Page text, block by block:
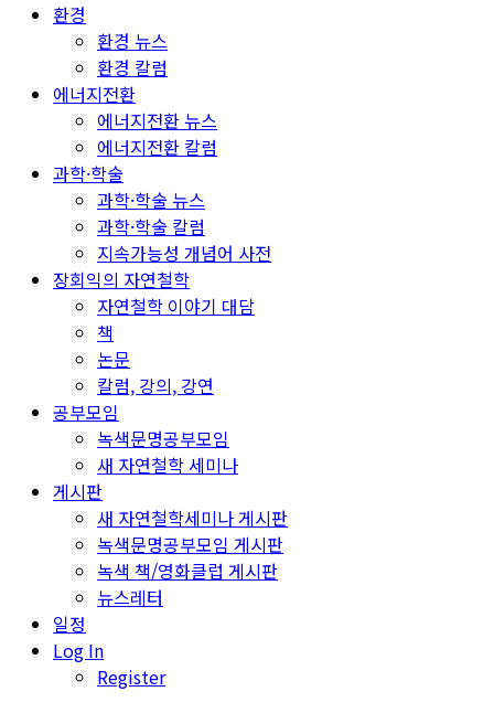
환경
환경 뉴스
환경 칼럼
에너지전환
에너지전환 뉴스
에너지전환 칼럼
과학·학술
과학·학술 뉴스
과학·학술 칼럼
지속가능성 개념어 사전
장회익의 자연철학
자연철학 이야기 대담
책
논문
칼럼, 강의, 강연
공부모임
녹색문명공부모임
새 자연철학 세미나
게시판
새 자연철학세미나 게시판
녹색문명공부모임 게시판
녹색 책/영화클럽 게시판
뉴스레터
일정
Log In
Register